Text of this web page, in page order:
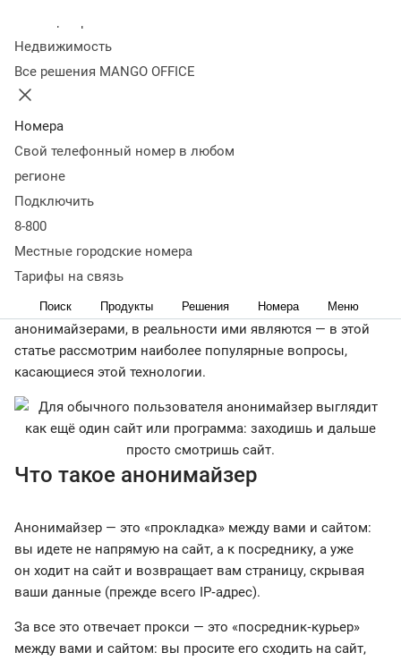
Недвижимость
Все решения MANGO OFFICE
Номера
Свой телефонный номер в любом
регионе
Подключить
8-800
Местные городские номера
Тарифы на связь
Поиск Продукты Решения Номера Меню
анонимайзераРиски использования
анонимайзера
анонимайзера в России
законным
Типы анонимайзеров: сравнение платформ,
← Журнал
Анонимайзеры и поле их применения вызывают массу
споров с момента своего появления. Под шквал критики
до их юридического статуса. Кроме того, далеко не все
сервисы и приложения, которые мы привыкли считать
анонимайзерами, в реальности ими являются — в этой
статье рассмотрим наиболее популярные вопросы,
касающиеся этой технологии.
Что такое анонимайзер
Анонимайзер — это «прокладка» между вами и сайтом:
вы идете не напрямую на сайт, а к посреднику, а уже
он ходит на сайт и возвращает вам страницу, скрывая
ваши данные (прежде всего IP‑адрес).
За все это отвечает прокси — это «посредник‑курьер»
между вами и сайтом: вы просите его сходить на сайт,